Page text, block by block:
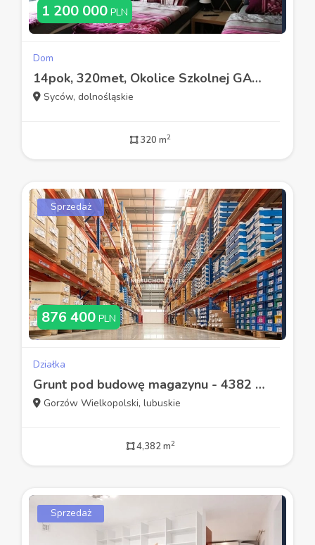
1 200 000 PLN
Dom
14pok, 320met, Okolice Szkolnej GARAŻ/2000 (Syców)
Syców, dolnośląskie
320 m2
Sprzedaż
876 400 PLN
Działka
Grunt pod budowę magazynu - 4382 mkw - obok TPV
Gorzów Wielkopolski, lubuskie
4,382 m2
Sprzedaż